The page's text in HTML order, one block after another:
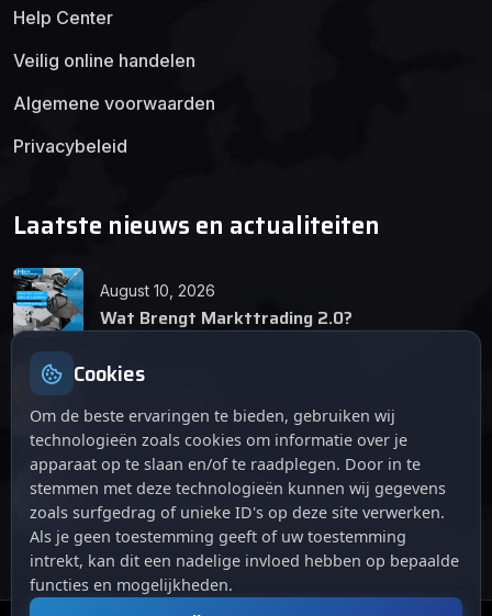
Help Center
Veilig online handelen
Algemene voorwaarden
Privacybeleid
Laatste nieuws en actualiteiten
August 10, 2026
Wat Brengt Markttrading 2.0?
Tips en Tricks
April 12, 2026
De opkomst van Markttrading 2.0: Een
revolutie in online handelen.
Cookies
Om de beste ervaringen te bieden, gebruiken wij
technologieën zoals cookies om informatie over je
apparaat op te slaan en/of te raadplegen. Door in te
stemmen met deze technologieën kunnen wij gegevens
zoals surfgedrag of unieke ID's op deze site verwerken.
Als je geen toestemming geeft of uw toestemming
intrekt, kan dit een nadelige invloed hebben op bepaalde
functies en mogelijkheden.